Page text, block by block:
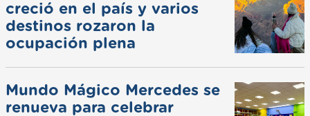
creció en el país y varios
destinos rozaron la
ocupación plena
Mundo Mágico Mercedes se
renueva para celebrar